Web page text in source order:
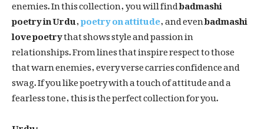
poetry in Urdu,poetry on attitude, and evenbadmashi
love poetrythat shows style and passion in
relationships. From lines that inspire respect to those
that warn enemies, every verse carries confidence and
swag. If you like poetry with a touch of attitude and a
fearless tone, this is the perfect collection for you.